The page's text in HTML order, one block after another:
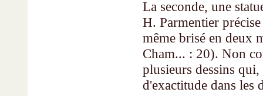
La seconde, une
H. Parmentier
même brisé en deux
Cham... : 20). Non
plusieurs dessins
d'exactitude dans les